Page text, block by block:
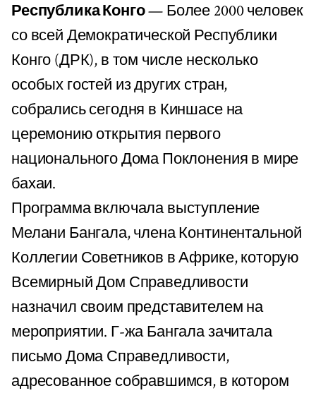
Республика Конго— Более 2000 человек
со всей Демократической Республики
Конго (ДРК), в том числе несколько
особых гостей из других стран,
собрались сегодня в Киншасе на
церемонию открытия первого
национального Дома Поклонения в мире
бахаи.
Программа включала выступление
Мелани Бангала, члена Континентальной
Коллегии Советников в Африке, которую
Всемирный Дом Справедливости
назначил своим представителем на
мероприятии. Г-жа Бангала зачитала
письмо Дома Справедливости,
адресованное собравшимся, в котором